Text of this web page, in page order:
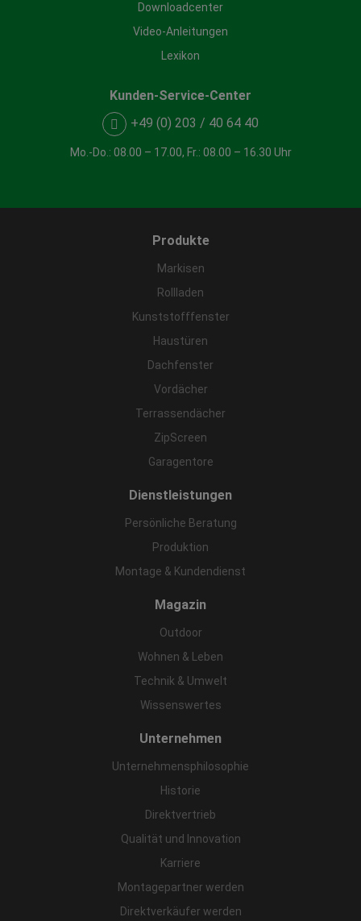
Downloadcenter
Video-Anleitungen
Lexikon
Kunden-Service-Center
+49 (0) 203 / 40 64 40
Mo.-Do.: 08.00 – 17.00, Fr.: 08.00 – 16.30 Uhr
Produkte
Markisen
Rollladen
Kunststofffenster
Haustüren
Dachfenster
Vordächer
Terrassendächer
ZipScreen
Garagentore
Dienstleistungen
Persönliche Beratung
Produktion
Montage & Kundendienst
Magazin
Outdoor
Wohnen & Leben
Technik & Umwelt
Wissenswertes
Unternehmen
Unternehmensphilosophie
Historie
Direktvertrieb
Qualität und Innovation
Karriere
Montagepartner werden
Direktverkäufer werden